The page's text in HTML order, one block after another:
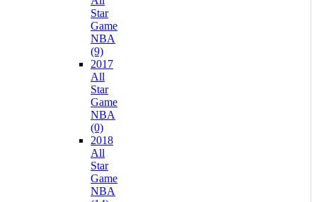
Star
Game
NBA
(9)
2017
All
Star
Game
NBA
(0)
2018
All
Star
Game
NBA